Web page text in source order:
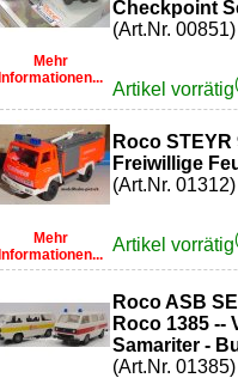
Mehr
Informationen...
Checkpoint
(Art.Nr. 00851)
Artikel vorrätig
Mehr
Informationen...
Roco
Freiwillige
(Art.Nr. 01312)
Artikel vorrätig
Roco ASB
Roco 1385 --
Samariter -
(Art.Nr. 01385)